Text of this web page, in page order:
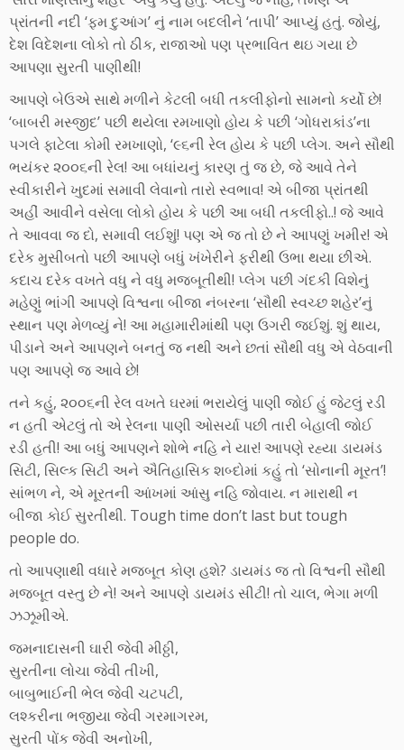
પ્રાંતની નદી ‘ફમ દુઆંગ’ નું નામ બદલીને ‘તાપી’ આપ્યું હતું. જોયું,
દેશ વિદેશના લોકો તો ઠીક, રાજાઓ પણ પ્રભાવિત થઇ ગયા છે
આપણા સુરતી પાણીથી!
આપણે બેઉએ સાથે મળીને કેટલી બધી તકલીફોનો સામનો કર્યો છે!
‘બાબરી મસ્જીદ’ પછી થયેલા રમખાણો હોય કે પછી ‘ગોધરાકાંડ’ના
પગલે ફાટેલા કોમી રમખાણો, ‘૯૬ની રેલ હોય કે પછી પ્લેગ. અને સૌથી
ભયંકર ૨૦૦૬ની રેલ! આ બધાંયનું કારણ તું જ છે, જે આવે તેને
સ્વીકારીને ખુદમાં સમાવી લેવાનો તારો સ્વભાવ! એ બીજા પ્રાંતથી
અહીં આવીને વસેલા લોકો હોય કે પછી આ બધી તકલીફો..! જે આવે
તે આવવા જ દો, સમાવી લઈશું! પણ એ જ તો છે ને આપણું ખમીર! એ
દરેક મુસીબતો પછી આપણે બધું ખંખેરીને ફરીથી ઉભા થયા છીએ.
કદાચ દરેક વખતે વધુ ને વધુ મજબૂતીથી! પ્લેગ પછી ગંદકી વિશેનું
મહેણું ભાંગી આપણે વિશ્વના બીજા નંબરના ‘સૌથી સ્વચ્છ શહેર’નું
સ્થાન પણ મેળવ્યું ને! આ મહામારીમાંથી પણ ઉગરી જઈશું. શું થાય,
પીડાને અને આપણને બનતું જ નથી અને છતાં સૌથી વધુ એ વેઠવાની
પણ આપણે જ આવે છે!
તને કહું, ૨૦૦૬ની રેલ વખતે ઘરમાં ભરાયેલું પાણી જોઈ હું જેટલું રડી
ન હતી એટલું તો એ રેલના પાણી ઓસર્યા પછી તારી બેહાલી જોઈ
રડી હતી! આ બધું આપણને શોભે નહિ ને યાર! આપણે રહ્યા ડાયમંડ
સિટી, સિલ્ક સિટી અને ઐતિહાસિક શબ્દોમાં કહું તો ‘સોનાની મૂરત’!
સાંભળ ને, એ મૂરતની આંખમાં આંસુ નહિ જોવાય. ન મારાથી ન
બીજા કોઈ સુરતીથી. Tough time don’t last but tough
people do.
તો આપણાથી વધારે મજબૂત કોણ હશે? ડાયમંડ જ તો વિશ્વની સૌથી
મજબૂત વસ્તુ છે ને! અને આપણે ડાયમંડ સીટી! તો ચાલ, ભેગા મળી
ઝઝૂમીએ.
જમનાદાસની ઘારી જેવી મીઠ્ઠી,
સુરતીના લોચા જેવી તીખી,
બાબુભાઈની ભેલ જેવી ચટપટી,
લશ્કરીના ભજીયા જેવી ગરમાગરમ,
સુરતી પોંક જેવી અનોખી,